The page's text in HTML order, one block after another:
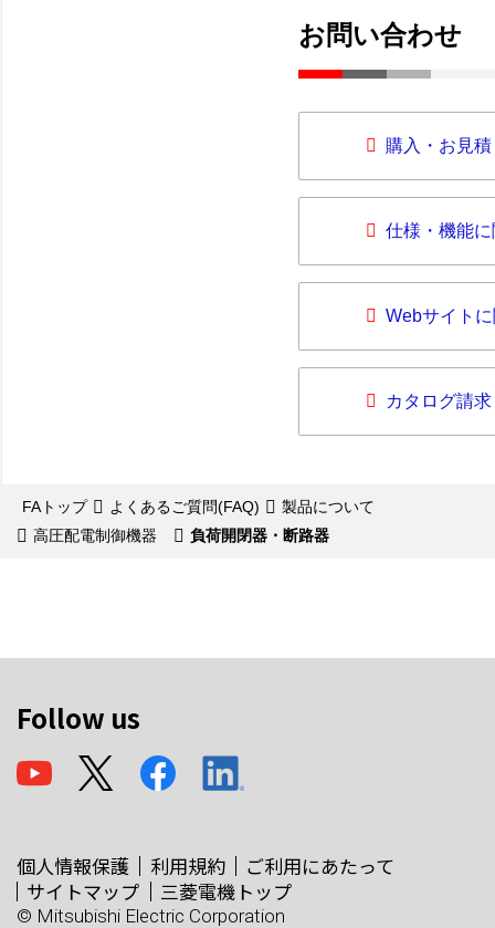
お問い合わせ
購入・お見
仕様・機能
Webサイト
カタログ請求
FAトップ よくあるご質問(FAQ)
製品について
高圧配電制御機器
負荷開閉器・断路器
Follow us
個人情報保護 利用規約
ご利用にあたって
サイトマップ
三菱電機トップ
© Mitsubishi Electric Corporation